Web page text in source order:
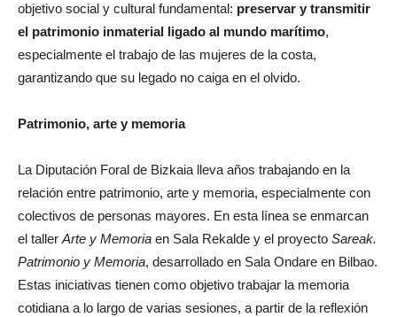
objetivo social y cultural fundamental: preservar y transmitir
el patrimonio inmaterial ligado al mundo marítimo,
especialmente el trabajo de las mujeres de la costa,
garantizando que su legado no caiga en el olvido.
Patrimonio, arte y memoria
La Diputación Foral de Bizkaia lleva años trabajando en la
relación entre patrimonio, arte y memoria, especialmente con
colectivos de personas mayores. En esta línea se enmarcan
el taller Arte y Memoria en Sala Rekalde y el proyecto Sareak.
Patrimonio y Memoria, desarrollado en Sala Ondare en Bilbao.
Estas iniciativas tienen como objetivo trabajar la memoria
cotidiana a lo largo de varias sesiones, a partir de la reflexión